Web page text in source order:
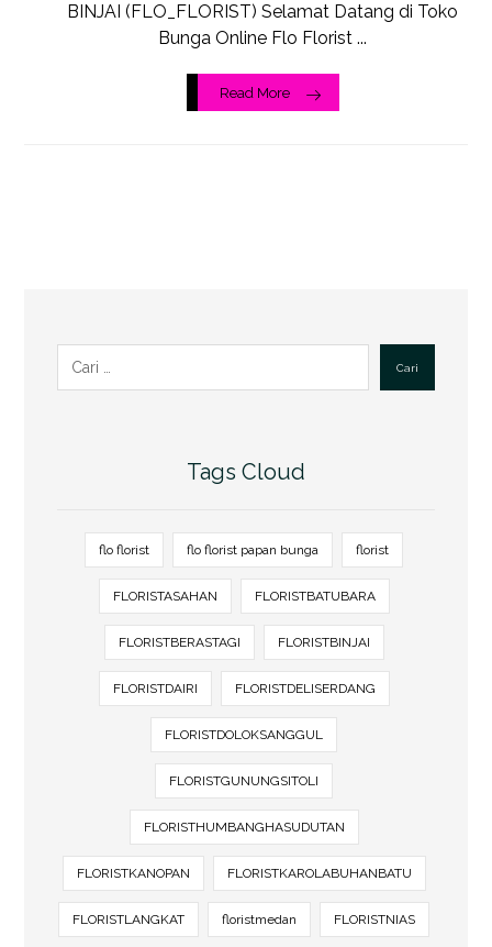
BINJAI (FLO_FLORIST) Selamat Datang di Toko
Bunga Online Flo Florist ...
Read More
Cari
Tags Cloud
flo florist flo florist papan bunga florist
FLORISTASAHAN FLORISTBATUBARA
FLORISTBERASTAGI FLORISTBINJAI
FLORISTDAIRI FLORISTDELISERDANG
FLORISTDOLOKSANGGUL
FLORISTGUNUNGSITOLI
FLORISTHUMBANGHASUDUTAN
FLORISTKANOPAN FLORISTKAROLABUHANBATU
FLORISTLANGKAT floristmedan FLORISTNIAS